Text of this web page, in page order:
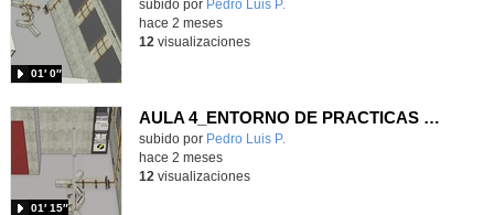
Contenido educativo.
subido por Pedro Luis P.
01′ 0″
hace 2 meses
12 visualizaciones
AULA 4_ENTORNO DE PRACTICAS 6 y 8
Contenido educativo.
subido por Pedro Luis P.
01′ 15″
hace 2 meses
12 visualizaciones